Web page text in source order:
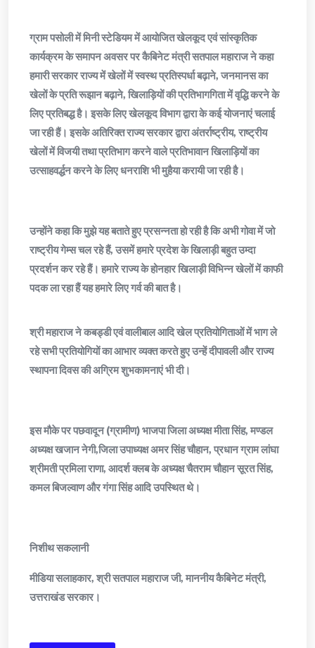
ग्राम पसोली में मिनी स्टेडियम में आयोजित खेलकूद एवं सांस्कृतिक
कार्यक्रम के समापन अवसर पर कैबिनेट मंत्री सतपाल महाराज ने कहा
हमारी सरकार राज्य में खेलों में स्वस्थ प्रतिस्पर्धा बढ़ाने, जनमानस का
खेलों के प्रति रूझान बढ़ाने, खिलाड़ियों की प्रतिभागगिता में वृद्धि करने के
लिए प्रतिबद्ध है। इसके लिए खेलकूद विभाग द्वारा के कई योजनाएं चलाई
जा रही हैं। इसके अतिरिक्त राज्य सरकार द्वारा अंतर्राष्ट्रीय, राष्ट्रीय
खेलों में विजयी तथा प्रतिभाग करने वाले प्रतिभावान खिलाड़ियों का
उत्साहवर्द्धन करने के लिए धनराशि भी मुहैया करायी जा रही है।
उन्होंने कहा कि मुझे यह बताते हुए प्रसन्नता हो रही है कि अभी गोवा में जो
राष्ट्रीय गेम्स चल रहे हैं, उसमें हमारे प्रदेश के खिलाड़ी बहुत उम्दा
प्रदर्शन कर रहे हैं। हमारे राज्य के होनहार खिलाड़ी विभिन्न खेलों में काफी
पदक ला रहा हैं यह हमारे लिए गर्व की बात है।
श्री महाराज ने कबड्डी एवं वालीबाल आदि खेल प्रतियोगिताओं में भाग ले
रहे सभी प्रतियोगियों का आभार व्यक्त करते हुए उन्हें दीपावली और राज्य
स्थापना दिवस की अग्रिम शुभकामनाएं भी दी।
इस मौके पर पछवादून (ग्रामीण) भाजपा जिला अध्यक्ष मीता सिंह, मण्डल
अध्यक्ष खजान नेगी,जिला उपाध्यक्ष अमर सिंह चौहान, प्रधान ग्राम लांघा
श्रीमती प्रमिला राणा, आदर्श क्लब के अध्यक्ष चैतराम चौहान सूरत सिंह,
कमल बिजल्वाण और गंगा सिंह आदि उपस्थित थे।
निशीथ सकलानी
मीडिया सलाहकार, श्री सतपाल महाराज जी, माननीय कैबिनेट मंत्री,
उत्तराखंड सरकार।